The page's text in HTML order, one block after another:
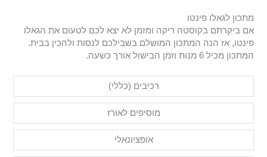
מתכון לגאלו פינטו
אם ביקרתם בקוסטה ריקה ומזמן לא יצא לכם לטעום את הגאלו
פינטו, אז הנה המתכון המושלם בשבילכם לנסות ולהכין בבית.
המתכון מכיל 6 מנות וזמן הבישול אורך כשעה.
רכיבים (כללי)
מוסיפים לאורז
אופציונאלי